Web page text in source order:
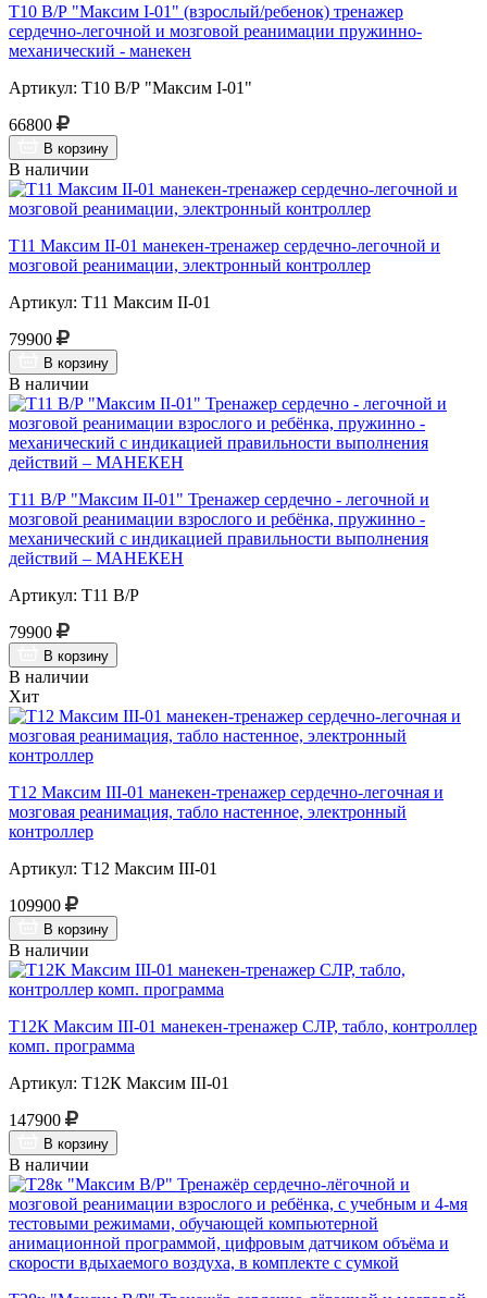
Т10 В/Р "Максим I-01" (взрослый/ребенок) тренажер
сердечно-легочной и мозговой реанимации пружинно-
механический - манекен
Артикул: Т10 В/Р "Максим I-01"
66800
В корзину
В наличии
Т11 Максим II-01 манекен-тренажер сердечно-легочной и
мозговой реанимации, электронный контроллер
Артикул: Т11 Максим II-01
79900
В корзину
В наличии
Т11 В/Р "Максим II-01" Тренажер сердечно - легочной и
мозговой реанимации взрослого и ребёнка, пружинно -
механический с индикацией правильности выполнения
действий – МАНЕКЕН
Артикул: Т11 В/Р
79900
В корзину
В наличии
Хит
Т12 Максим III-01 манекен-тренажер сердечно-легочная и
мозговая реанимация, табло настенное, электронный
контроллер
Артикул: Т12 Максим III-01
109900
В корзину
В наличии
Т12К Максим III-01 манекен-тренажер СЛР, табло, контроллер
комп. программа
Артикул: Т12К Максим III-01
147900
В корзину
В наличии